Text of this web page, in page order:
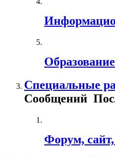
Специальные
Сообщений
Форум,